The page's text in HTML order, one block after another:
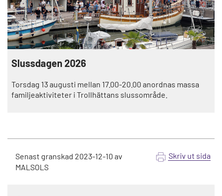
Slussdagen 2026
Torsdag 13 augusti mellan 17.00-20.00 anordnas massa
familjeaktiviteter i Trollhättans slussområde.
Senast granskad 2023-12-10 av
MALSOLS
Skriv ut sida